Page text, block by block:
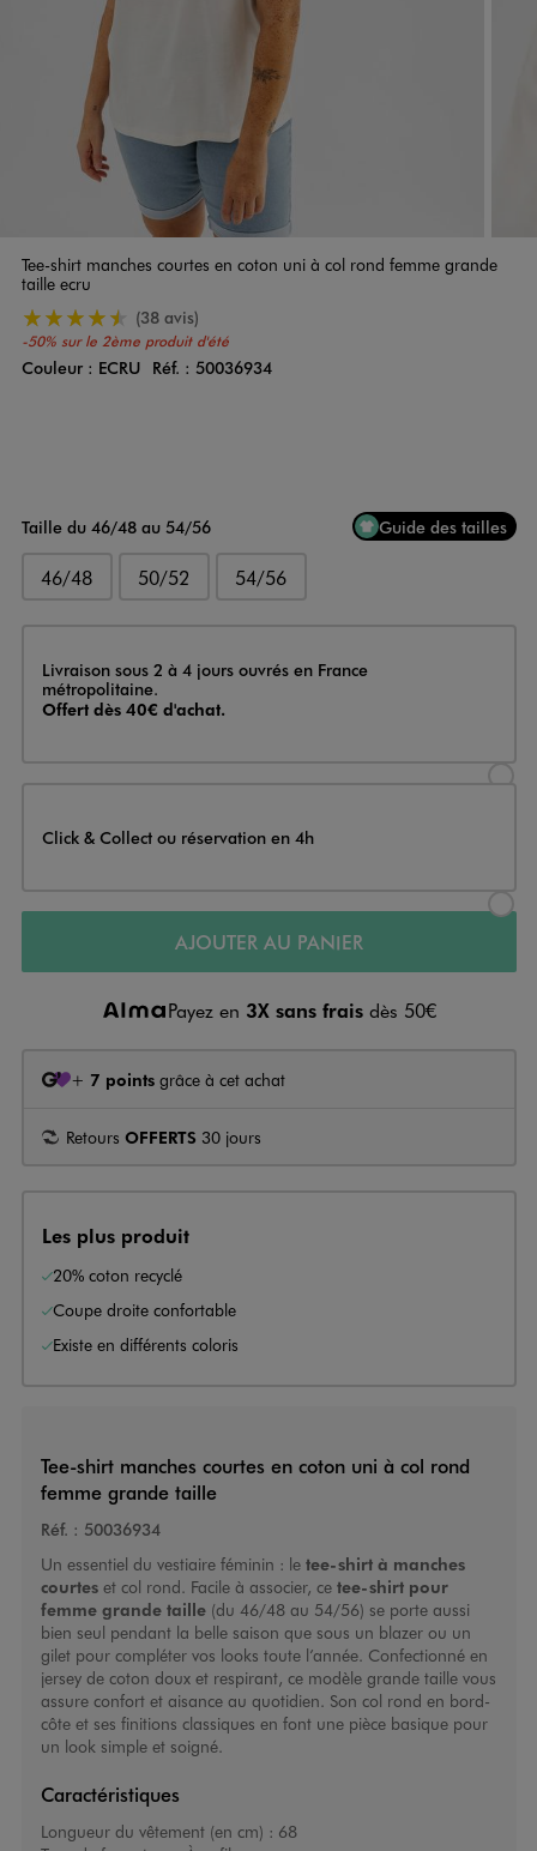
Tee-shirt manches courtes en coton uni à col rond femme grande
taille ecru
-50% sur le 2ème produit d'été
4.5/5 de moyenne
(38 avis)
Couleur
Couleur : ECRU Réf. : 50036934
Taille du 46/48 au 54/56 Guide des tailles
46/48 50/52 54/56
Livraison
Livraison sous 2 à 4 jours ouvrés en France
métropolitaine.
Offert dès 40€ d'achat.
Click & Collect ou réservation en 4h
AJOUTER AU PANIER
Payez en 3X sans frais dès 50€
+ 7 points grâce à cet achat
Retours OFFERTS 30 jours
Les plus produit
20% coton recyclé
Coupe droite confortable
Existe en différents coloris
Tee-shirt manches courtes en coton uni à col rond
femme grande taille
Réf. : 50036934
Un essentiel du vestiaire féminin : le tee-shirt à manches
courtes et col rond. Facile à associer, ce tee-shirt pour
femme grande taille(du 46/48 au 54/56) se porte aussi
bien seul pendant la belle saison que sous un blazer ou un
gilet pour compléter vos looks toute l’année. Confectionné en
jersey de coton doux et respirant, ce modèle grande taille vous
assure confort et aisance au quotidien. Son col rond en bord-
côte et ses finitions classiques en font une pièce basique pour
un look simple et soigné.
Caractéristiques
Longueur du vêtement (en cm) : 68